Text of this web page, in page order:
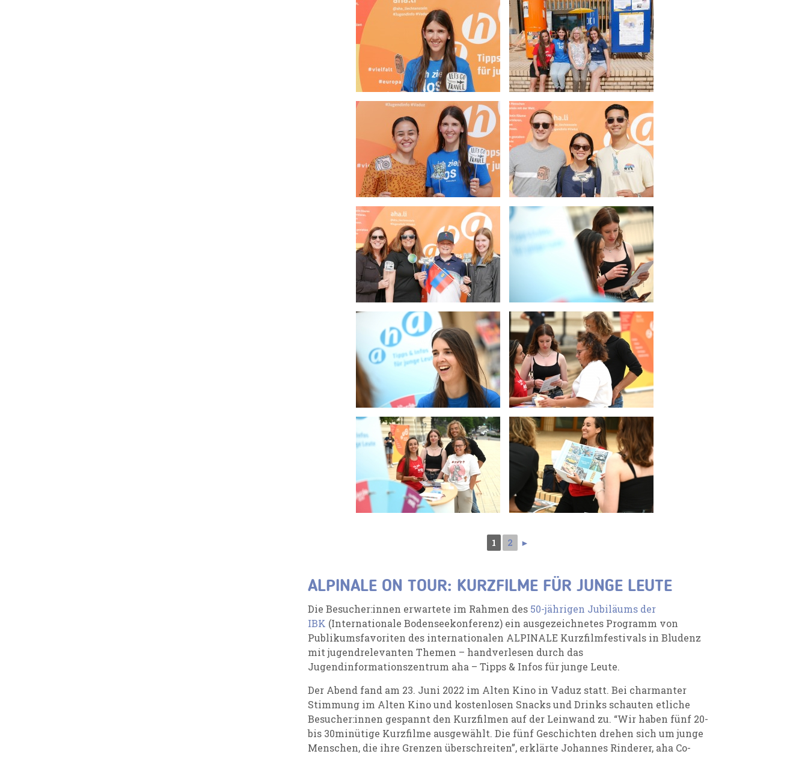
1 2 ►
ALPINALE ON TOUR: KURZFILME FÜR JUNGE LEUTE
Die Besucher:innen erwartete im Rahmen des 50-jährigen Jubiläums der
IBK (Internationale Bodenseekonferenz) ein ausgezeichnetes Programm von
Publikumsfavoriten des internationalen ALPINALE Kurzfilmfestivals in Bludenz
mit jugendrelevanten Themen – handverlesen durch das
Jugendinformationszentrum aha – Tipps & Infos für junge Leute.
Der Abend fand am 23. Juni 2022 im Alten Kino in Vaduz statt. Bei charmanter
Stimmung im Alten Kino und kostenlosen Snacks und Drinks schauten etliche
Besucher:innen gespannt den Kurzfilmen auf der Leinwand zu. “Wir haben fünf 20-
bis 30minütige Kurzfilme ausgewählt. Die fünf Geschichten drehen sich um junge
Menschen, die ihre Grenzen überschreiten”, erklärte Johannes Rinderer, aha Co-